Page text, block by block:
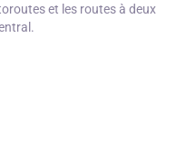
et les routes à deux